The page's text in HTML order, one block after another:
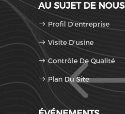
AU SUJET DE NOUS
Profil D'entreprise
Visite D'usine
Contrôle De Qualité
Plan Du Site